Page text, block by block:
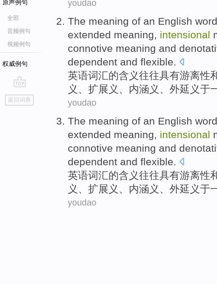
原声例句
全部
音频例句
视频例句
权威例句
go
top
返回词典
youdao
The meaning of an English word
extended meaning, intensional
connotive meaning and
dependent and flexible.
英语词汇的含义往往具有游离性
义、 扩展 义 、内涵义 、 外延 义于
youdao
The meaning of an English word
extended meaning, intensional
connotive meaning and
dependent and flexible
英语词汇的含义往往具有游离性
义、 扩展 义 、内涵义 外延 义于
youdao